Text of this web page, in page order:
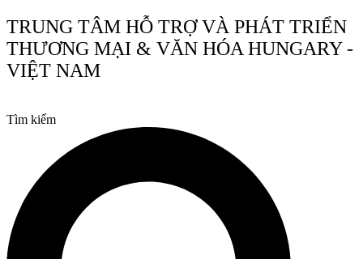
Chuyển
đến
nội
dung
TRUNG TÂM HỖ TRỢ VÀ PHÁT TRIỂN
THƯƠNG MẠI & VĂN HÓA HUNGARY -
VIỆT NAM
Tìm kiếm